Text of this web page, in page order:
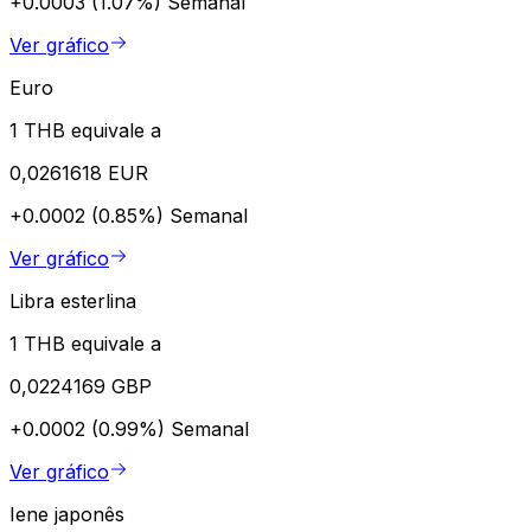
Ver gráfico
Euro
1 THB equivale a
0,0261618 EUR
+0.0002 (0.85%) Semanal
Ver gráfico
Libra esterlina
1 THB equivale a
0,0224169 GBP
+0.0002 (0.99%) Semanal
Ver gráfico
Iene japonês